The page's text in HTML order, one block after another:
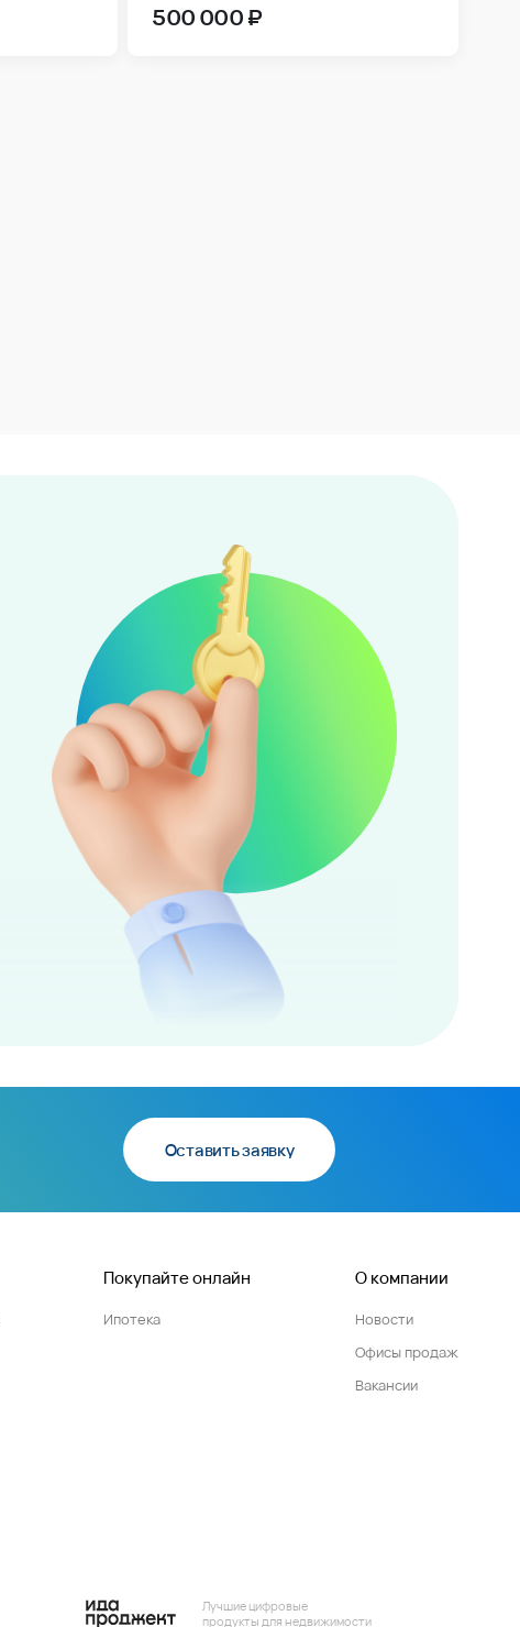
500 000 ₽
Оставить заявку
Покупайте онлайн
Ипотека
О компании
Новости
Офисы продаж
Вакансии
Лучшие цифровые
продукты для недвижимости